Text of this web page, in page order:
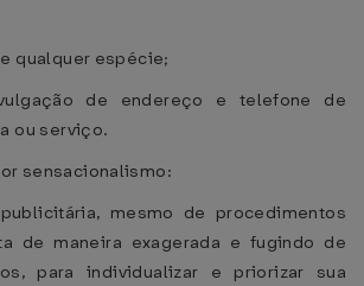
qualquer espécie;
de endereço e telefone de
ou serviço.
sensacionalismo:
mesmo de procedimentos
de maneira exagerada e fugindo de
para individualizar e priorizar sua